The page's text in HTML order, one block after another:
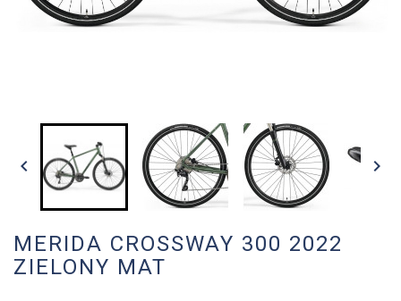
 
MERIDA CROSSWAY 300 2022
ZIELONY MAT